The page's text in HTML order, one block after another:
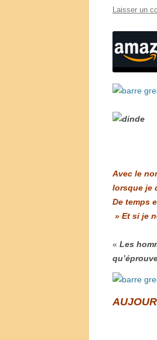
Laisser un
Avec le
lorsque je
De temps
» Et si je
« Les